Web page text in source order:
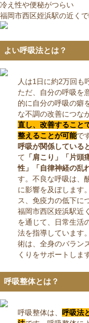
冷え性や便秘がつらい
福岡市西区姪浜駅の近く
よい呼吸法とは？
人は1日に約2万回も
ただ、自分の呼吸を
的に自分の呼吸の癖
な不調の改善につな
直し、改善すること
整えることが可能で
呼吸が関係している
て
「肩こり」「片頭
性」「自律神経の乱
す。不良な呼吸は、
に影響を及ぼします
ス、免疫力の低下に
福岡市西区姪浜駅近
を通じて、日常生活
法を指導しています
術は、全身のバラン
くりをサポートしま
呼吸整体とは？
呼吸整体は、 呼吸法